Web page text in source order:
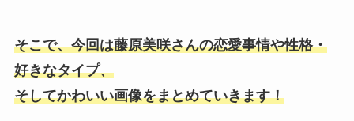
そこで、今回は藤原美咲さんの恋愛事情や性格・
好きなタイプ、
そしてかわいい画像をまとめていきます！